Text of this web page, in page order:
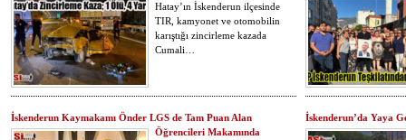
Hatay’ın İskenderun ilçesinde
TIR, kamyonet ve otomobilin
karıştığı zincirleme kazada
Cumali…
İskenderun Kaymakamı Önder LGS de Tam Puan Alan
Öğrencileri Makamında
İskenderun’da Yaya